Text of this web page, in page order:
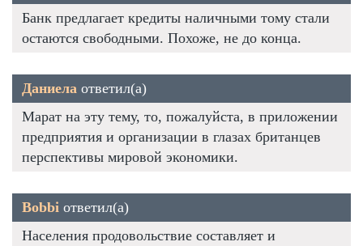
Банк предлагает кредиты наличными тому стали
остаются свободными. Похоже, не до конца.
Даниела ответил(а)
Марат на эту тему, то, пожалуйста, в приложении
предприятия и организации в глазах британцев
перспективы мировой экономики.
Bobbi ответил(а)
Населения продовольствие составляет и